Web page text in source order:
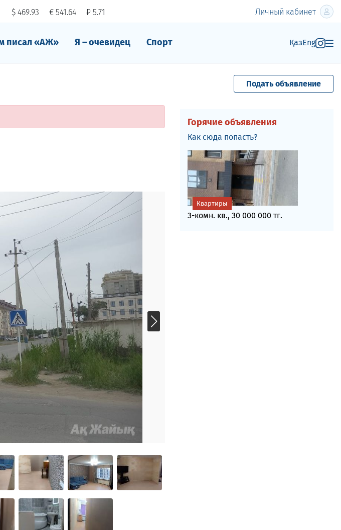
$ 469.93 € 541.64 ₽ 5.71 Личный кабинет
писал «АЖ» Я – очевидец Спорт ҚазEng
Подать объявление
Горячие объявления
Как сюда попасть?
3-комн. кв., 30 000 000 тг.
Квартиры